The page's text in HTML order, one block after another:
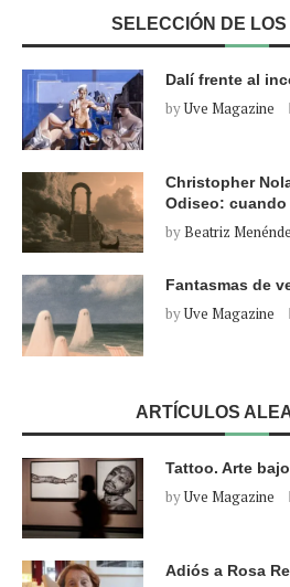
SELECCIÓN DE
Dalí frente al
byUve Magazine
Christopher
Odiseo:
byBeatriz
Fantasmas de
byUve Magazine
ARTÍCULOS
Tattoo. Arte
byUve Magazine
Adiós a Rosa